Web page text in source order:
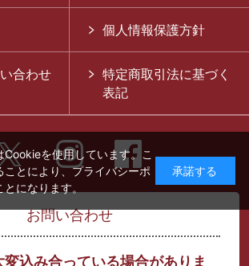
個人情報保護方針
合わせ
特定商取引法に基づく
表記
お問い合わせ
変込み合っている場合がありま
Cookieを使用しています。こ
ことにより、プライバシーポ
になります。
承諾する